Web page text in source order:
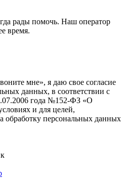
рады помочь. Наш оператор
время.
мне», я даю свое согласие
данных, в соответствии с
года №152-ФЗ «О
и для целей,
обработку персональных данных